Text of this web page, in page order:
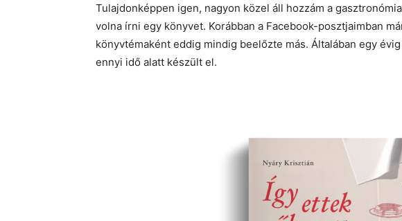
Tulajdonképpen igen, nagyon közel áll hozzám a
volna írni egy könyvet. Korábban a Facebook-posztjaimban
könyvtémaként eddig mindig beelőzte más. Általában egy
ennyi idő alatt készült el.